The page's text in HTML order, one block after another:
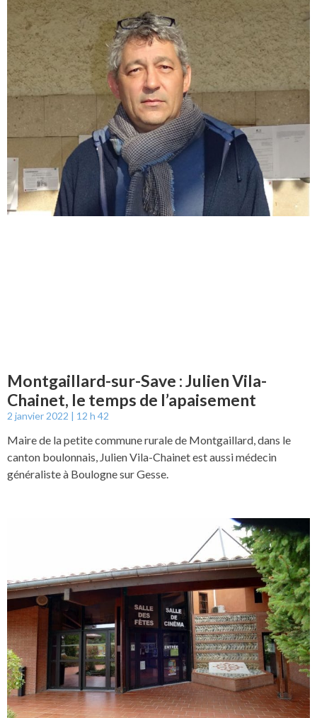
Montgaillard-sur-Save : Julien Vila-
Chainet, le temps de l’apaisement
2 janvier 2022 12 h 42
Maire de la petite commune rurale de Montgaillard, dans le
canton boulonnais, Julien Vila-Chainet est aussi médecin
généraliste à Boulogne sur Gesse.